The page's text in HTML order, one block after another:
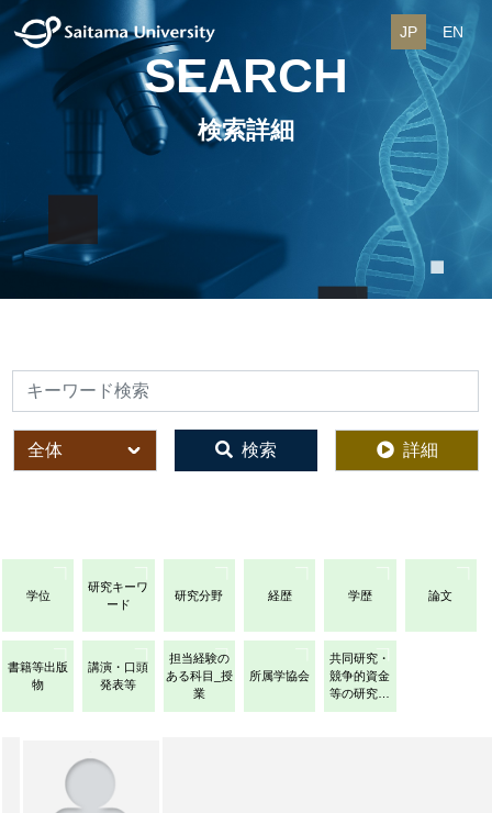
JP EN
SEARCH
検索詳細
検索
全体 検索 詳細
学位
研究キーワ
ード
研究分野 経歴 学歴 論文
書籍等出版
物
講演・口頭
発表等
担当経験の
ある科目_授
業
所属学協会
共同研究・
競争的資金
等の研究課
題